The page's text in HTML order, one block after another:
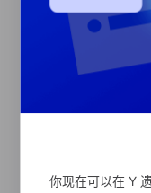
O-MF585837
O-MF664100
你现在可以在 Y